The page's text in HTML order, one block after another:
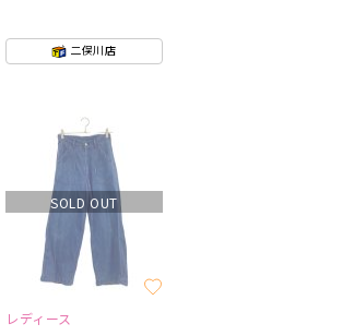
二俣川店
SOLD OUT
レディース